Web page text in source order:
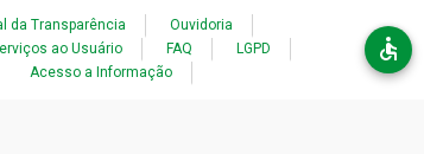
da Transparência
Ouvidoria
ao Usuário
FAQ
LGPD
Acesso a Informação